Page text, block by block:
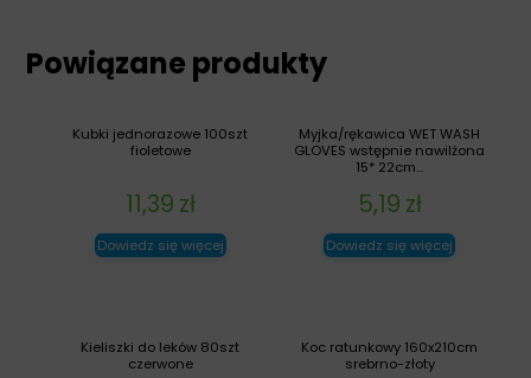
Powiązane produkty
Myjka/rękawica WET WASH
GLOVES wstępnie nawilżona
15* 22cm...
5,19 zł
Dowiedz się więcej
Kubki jednorazowe 100szt
fioletowe
11,39 zł
Dowiedz się więcej
Koc ratunkowy 160x210cm
srebrno-złoty
Kieliszki do leków 80szt
czerwone